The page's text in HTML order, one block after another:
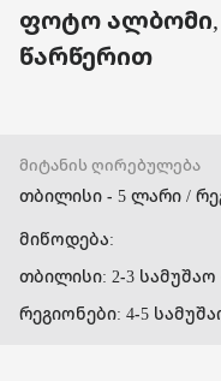
ფოტო ალბომი,
წარწერით
მიტანის ღირებულება
თბილისი - 5 ლარი /
მიწოდება:
თბილისი: 2-3
რეგიონები: 4-5